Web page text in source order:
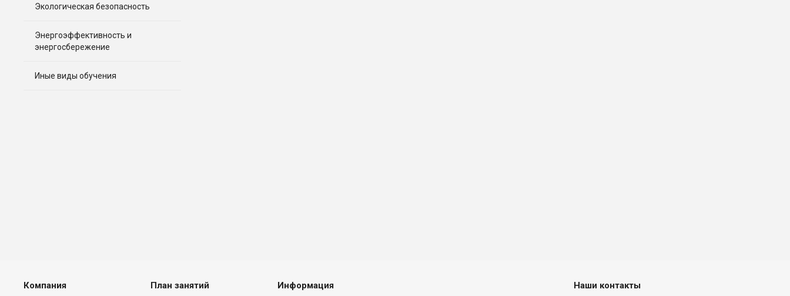
Экологическая безопасность
Энергоэффективность и
энергосбережение
Иные виды обучения
Компания План занятий Информация Наши контакты